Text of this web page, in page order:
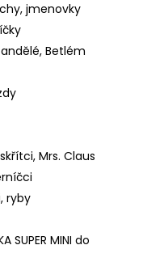
jmenovky
Betlém
Mrs. Claus
ryby
SUPER MINI do